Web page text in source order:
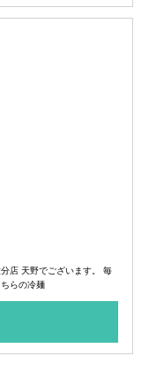
店 天野でございます。 毎
らの冷麺